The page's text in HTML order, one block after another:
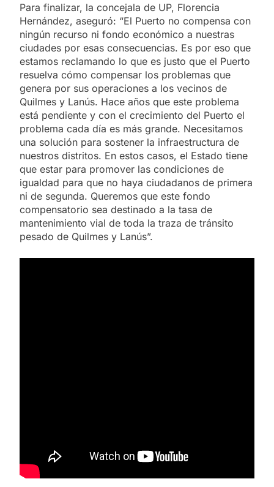
Para finalizar, la concejala de UP, Florencia
Hernández, aseguró: “El Puerto no compensa con
ningún recurso ni fondo económico a nuestras
ciudades por esas consecuencias. Es por eso que
estamos reclamando lo que es justo que el Puerto
resuelva cómo compensar los problemas que
genera por sus operaciones a los vecinos de
Quilmes y Lanús. Hace años que este problema
está pendiente y con el crecimiento del Puerto el
problema cada día es más grande. Necesitamos
una solución para sostener la infraestructura de
nuestros distritos. En estos casos, el Estado tiene
que estar para promover las condiciones de
igualdad para que no haya ciudadanos de primera
ni de segunda. Queremos que este fondo
compensatorio sea destinado a la tasa de
mantenimiento vial de toda la traza de tránsito
pesado de Quilmes y Lanús”.